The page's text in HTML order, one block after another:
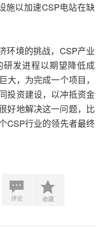
以加速CSP电站在缺
境的挑战，CSP产业
发进程以期望降低成
大，为完成一个项目，
投资建设，以冲抵资金
好地解决这一问题，比
CSP行业的领先者最终
评论 收藏